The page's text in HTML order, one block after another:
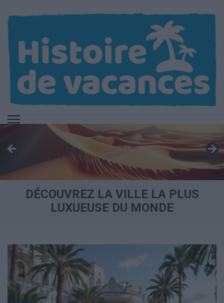
contenu
(Pressez
Entrée)
DÉCOUVREZ LA VILLE LA PLUS
LUXUEUSE DU MONDE